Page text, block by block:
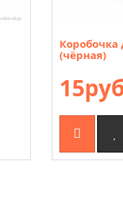
Коробочка
(чёрная)